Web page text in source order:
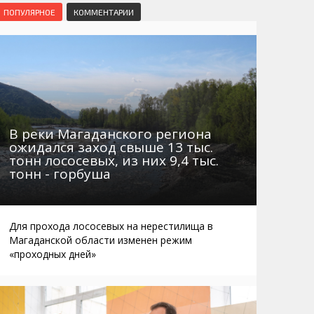
Маршруты. Улицы, остановки
Автобусы Магадан – Аэропорт
Таблица приливов отливов
Мошенники
Интернет
Браконьеры
ПОПУЛЯРНОЕ КОММЕНТАРИИ
В реки Магаданского региона
ожидался заход свыше 13 тыс.
тонн лососевых, из них 9,4 тыс.
тонн - горбуша
Для прохода лососевых на нерестилища в
Магаданской области изменен режим
«проходных дней»